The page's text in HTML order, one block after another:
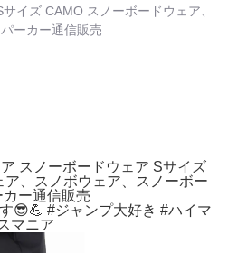
イズ CAMO スノーボードウェア、
ーカー通信販売